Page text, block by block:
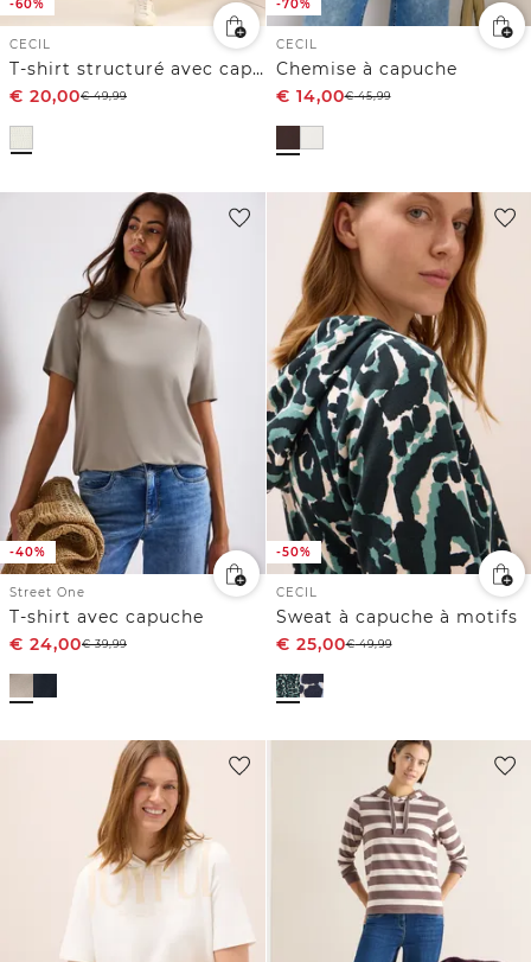
-60%
CECIL
T-shirt structuré avec capuche
€ 20,00€49,99
-70%
CECIL
Chemise à capuche
€ 14,00€45,99
-40%
Street One
T-shirt avec capuche
€ 24,00€39,99
-50%
CECIL
Sweat à capuche à motifs
€ 25,00€49,99